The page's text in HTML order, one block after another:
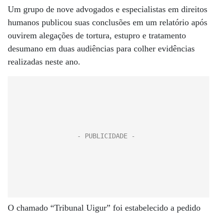
Um grupo de nove advogados e especialistas em direitos
humanos publicou suas conclusões em um relatório após
ouvirem alegações de tortura, estupro e tratamento
desumano em duas audiências para colher evidências
realizadas neste ano.
O chamado “Tribunal Uigur” foi estabelecido a pedido